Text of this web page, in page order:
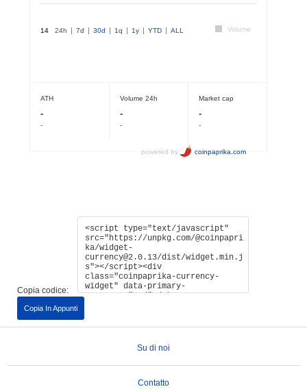
Copia codice:
Copia In Appunti
Su di noi
Contatto